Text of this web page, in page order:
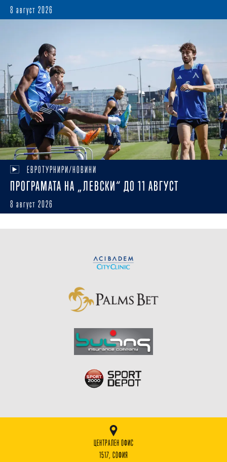
8 август 2026
ЕВРОТУРНИРИ/НОВИНИ
ПРОГРАМАТА НА „ЛЕВСКИ“ ДО 11 АВГУСТ
8 август 2026
ЦЕНТРАЛЕН ОФИС
1517, СОФИЯ